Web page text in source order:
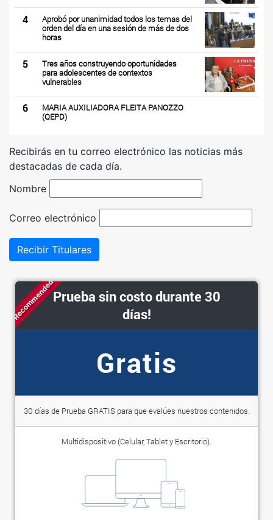
4
Aprobó por unanimidad todos los temas del
orden del día en una sesión de más de dos
horas
5
Tres años construyendo oportunidades
para adolescentes de contextos
vulnerables
6
MARIA AUXILIADORA FLEITA PANOZZO
(QEPD)
Recibirás en tu correo electrónico las noticias más
destacadas de cada día.
Nombre
Correo electrónico
Recibir Titulares
RecommendedPrueba sin costo durante 30
días!
Gratis
30 días de Prueba GRATIS para que evalúes nuestros contenidos.
Multidispositivo (Celular, Tablet y Escritorio).